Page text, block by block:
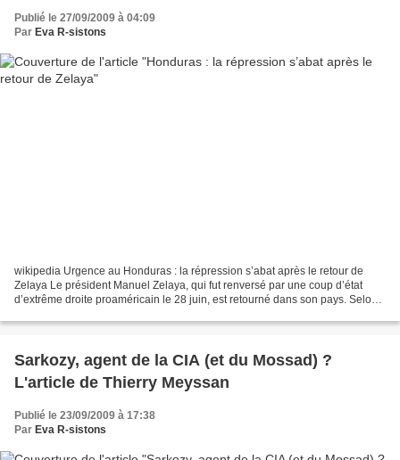
Publié le 27/09/2009 à 04:09
Par Eva R-sistons
wikipedia Urgence au Honduras : la répression s’abat après le retour de
Zelaya Le président Manuel Zelaya, qui fut renversé par une coup d’état
d’extrême droite proaméricain le 28 juin, est retourné dans son pays. Selon
Sarkozy, agent de la CIA (et du Mossad) ?
L'article de Thierry Meyssan
Publié le 23/09/2009 à 17:38
Par Eva R-sistons